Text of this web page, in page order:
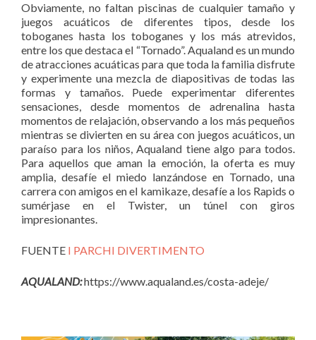
Obviamente, no faltan piscinas de cualquier tamaño y
juegos acuáticos de diferentes tipos, desde los
toboganes hasta los toboganes y los más atrevidos,
entre los que destaca el “Tornado”. Aqualand es un mundo
de atracciones acuáticas para que toda la familia disfrute
y experimente una mezcla de diapositivas de todas las
formas y tamaños. Puede experimentar diferentes
sensaciones, desde momentos de adrenalina hasta
momentos de relajación, observando a los más pequeños
mientras se divierten en su área con juegos acuáticos, un
paraíso para los niños, Aqualand tiene algo para todos.
Para aquellos que aman la emoción, la oferta es muy
amplia, desafíe el miedo lanzándose en Tornado, una
carrera con amigos en el kamikaze, desafíe a los Rapids o
sumérjase en el Twister, un túnel con giros
impresionantes.
FUENTE I PARCHI DIVERTIMENTO
AQUALAND:https://www.aqualand.es/costa-adeje/